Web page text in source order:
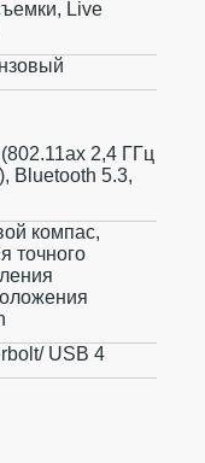
Live
2,4 ГГц
Bluetooth 5.3,
компас,
точного
USB 4